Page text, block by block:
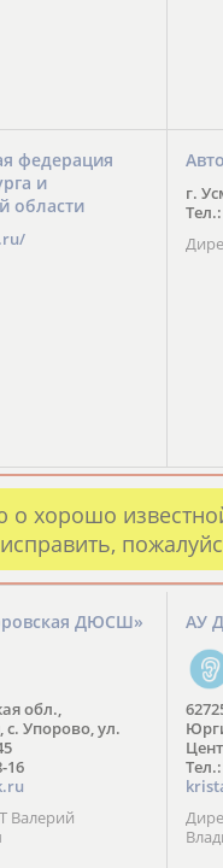
федерация
и
области
г.
хорошо
ДЮСШ»
обл.,
Упорово, ул.
16
Валерий
АУ